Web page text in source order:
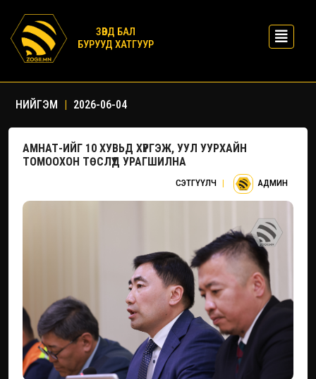
ЗӨВД БАЛ
БУРУУД ХАТГУУР
НИЙГЭМ | 2026-06-04
АМНАТ-ИЙГ 10 ХУВЬД ХҮРГЭЖ, УУЛ УУРХАЙН
ТОМООХОН ТӨСЛҮҮД УРАГШИЛНА
СЭТГҮҮЛЧ | АДМИН